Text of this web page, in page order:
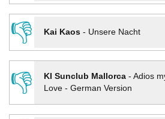
👎
Kai Kaos- Unsere Nacht
👎
KI Sunclub Mallorca- Adios
Love - German Version